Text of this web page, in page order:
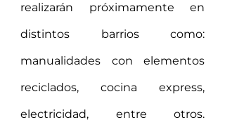
realizarán próximamente en
distintos barrios como:
manualidades con elementos
reciclados, cocina express,
electricidad, entre otros.